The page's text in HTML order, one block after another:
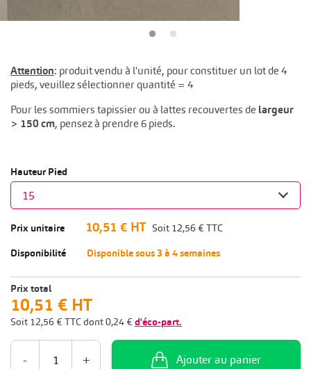
Attention: produit vendu à l'unité, pour constituer un lot de 4
pieds, veuillez sélectionner quantité = 4
Pour les sommiers tapissier ou à lattes recouvertes de largeur
> 150 cm, pensez à prendre 6 pieds.
Hauteur Pied
Prix unitaire 10,51 € HT Soit 12,56 €TTC
Disponibilité
Disponible sous 3 à 4 semaines
Prix total
10,51 € HT
Soit 12,56 €TTCdont0,24 €d'éco-part.
- + Ajouter au panier